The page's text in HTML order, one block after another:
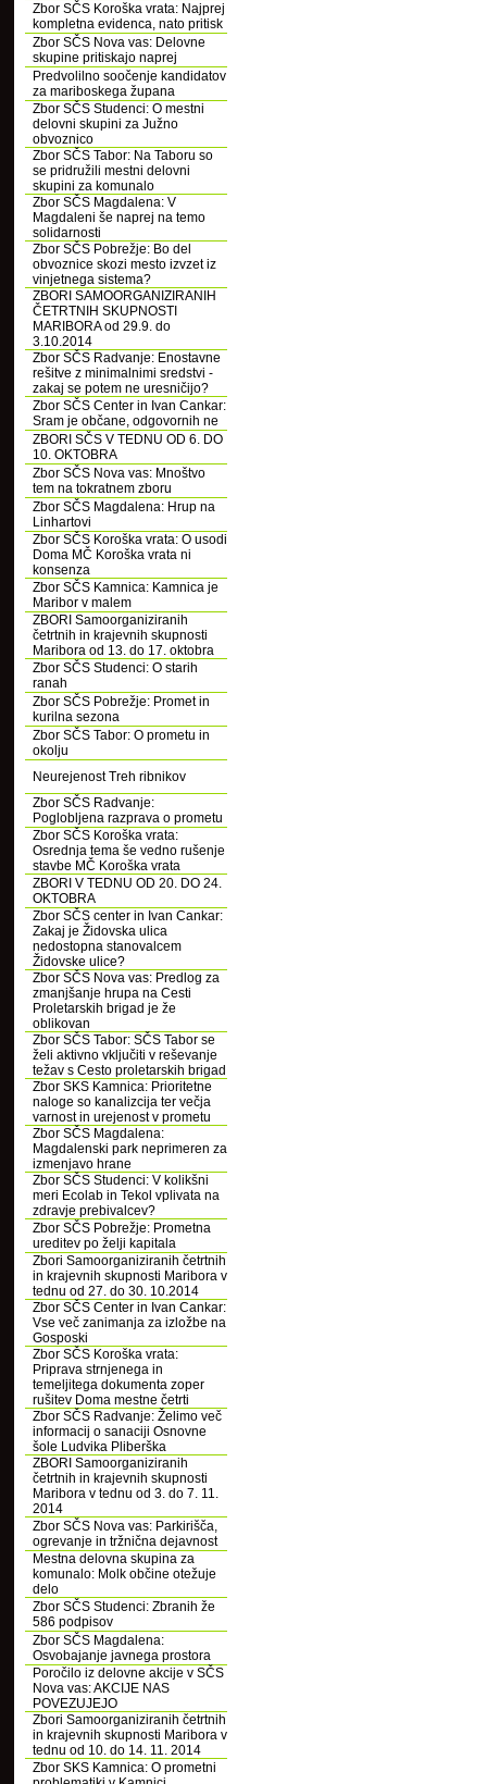
Zbor SČS Koroška vrata: Najprej
kompletna evidenca, nato pritisk
Zbor SČS Nova vas: Delovne
skupine pritiskajo naprej
Predvolilno soočenje kandidatov
za mariboskega župana
Zbor SČS Studenci: O mestni
delovni skupini za Južno
obvoznico
Zbor SČS Tabor: Na Taboru so
se pridružili mestni delovni
skupini za komunalo
Zbor SČS Magdalena: V
Magdaleni še naprej na temo
solidarnosti
Zbor SČS Pobrežje: Bo del
obvoznice skozi mesto izvzet iz
vinjetnega sistema?
ZBORI SAMOORGANIZIRANIH
ČETRTNIH SKUPNOSTI
MARIBORA od 29.9. do
3.10.2014
Zbor SČS Radvanje: Enostavne
rešitve z minimalnimi sredstvi -
zakaj se potem ne uresničijo?
Zbor SČS Center in Ivan Cankar:
Sram je občane, odgovornih ne
ZBORI SČS V TEDNU OD 6. DO
10. OKTOBRA
Zbor SČS Nova vas: Mnoštvo
tem na tokratnem zboru
Zbor SČS Magdalena: Hrup na
Linhartovi
Zbor SČS Koroška vrata: O usodi
Doma MČ Koroška vrata ni
konsenza
Zbor SČS Kamnica: Kamnica je
Maribor v malem
ZBORI Samoorganiziranih
četrtnih in krajevnih skupnosti
Maribora od 13. do 17. oktobra
Zbor SČS Studenci: O starih
ranah
Zbor SČS Pobrežje: Promet in
kurilna sezona
Zbor SČS Tabor: O prometu in
okolju
Neurejenost Treh ribnikov
Zbor SČS Radvanje:
Poglobljena razprava o prometu
Zbor SČS Koroška vrata:
Osrednja tema še vedno rušenje
stavbe MČ Koroška vrata
ZBORI V TEDNU OD 20. DO 24.
OKTOBRA
Zbor SČS center in Ivan Cankar:
Zakaj je Židovska ulica
nedostopna stanovalcem
Židovske ulice?
Zbor SČS Nova vas: Predlog za
zmanjšanje hrupa na Cesti
Proletarskih brigad je že
oblikovan
Zbor SČS Tabor: SČS Tabor se
želi aktivno vključiti v reševanje
težav s Cesto proletarskih brigad
Zbor SKS Kamnica: Prioritetne
naloge so kanalizcija ter večja
varnost in urejenost v prometu
Zbor SČS Magdalena:
Magdalenski park neprimeren za
izmenjavo hrane
Zbor SČS Studenci: V kolikšni
meri Ecolab in Tekol vplivata na
zdravje prebivalcev?
Zbor SČS Pobrežje: Prometna
ureditev po želji kapitala
Zbori Samoorganiziranih četrtnih
in krajevnih skupnosti Maribora v
tednu od 27. do 30. 10.2014
Zbor SČS Center in Ivan Cankar:
Vse več zanimanja za izložbe na
Gosposki
Zbor SČS Koroška vrata:
Priprava strnjenega in
temeljitega dokumenta zoper
rušitev Doma mestne četrti
Zbor SČS Radvanje: Želimo več
informacij o sanaciji Osnovne
šole Ludvika Pliberška
ZBORI Samoorganiziranih
četrtnih in krajevnih skupnosti
Maribora v tednu od 3. do 7. 11.
2014
Zbor SČS Nova vas: Parkirišča,
ogrevanje in tržnična dejavnost
Mestna delovna skupina za
komunalo: Molk občine otežuje
delo
Zbor SČS Studenci: Zbranih že
586 podpisov
Zbor SČS Magdalena:
Osvobajanje javnega prostora
Poročilo iz delovne akcije v SČS
Nova vas: AKCIJE NAS
POVEZUJEJO
Zbori Samoorganiziranih četrtnih
in krajevnih skupnosti Maribora v
tednu od 10. do 14. 11. 2014
Zbor SKS Kamnica: O prometni